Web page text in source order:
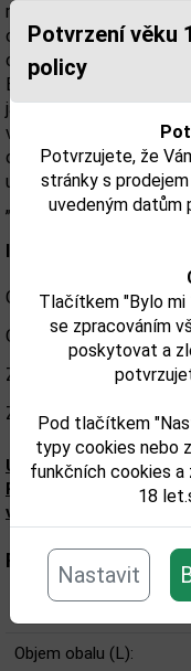
Potvrzení věku
policy
Potvrzujete, že
stránky s
uvedeným datům
Tlačítkem "Bylo
se zpracováním
poskytovat a
Pod tlačítkem
typy cookies nebo
funkčních cookies a
18
Nastavit
macerací pravých
chuti. Vyroben na
obchodníka a korzára
BANDITA ORIGINAL
jako proslulého
vynikajícího kartografa,
oblast Virginie a
uznání a také pozemky
„Bohemian Manor“
Informace
Obsah alkoholu: 40%
Obsah lahve: 0,7l
Země původu: Česká
Značka: Bandita
Upozorňujeme, že
Přesné složení a
výrobku. Zkontrolujte
Parametry:
Objem obalu (L):